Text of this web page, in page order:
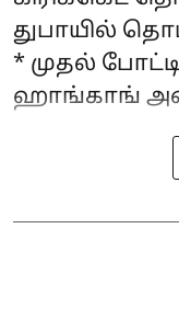
துபாயில்
* முதல்
ஹாங்காங்